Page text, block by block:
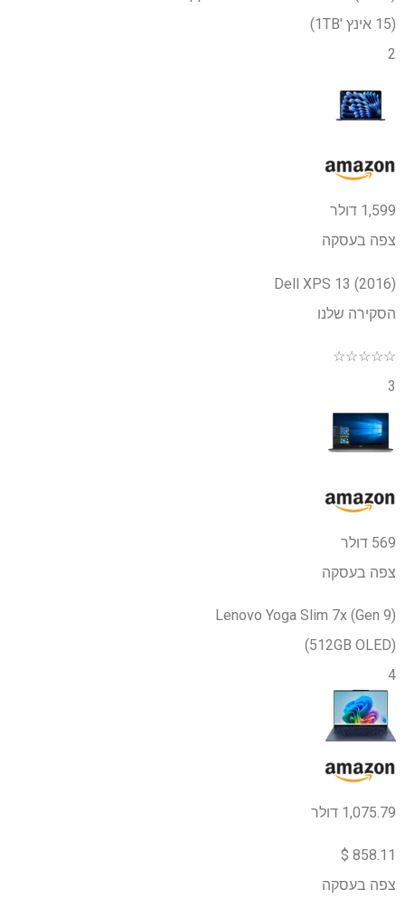
(15 אינץ '1TB)
2
1,599 דולר
צפה בעסקה
Dell XPS 13 (2016)
הסקירה שלנו
☆
☆
☆
☆
☆
3
569 דולר
צפה בעסקה
Lenovo Yoga Slim 7x (Gen 9)
(512GB OLED)
4
1,075.79 דולר
858.11 $
צפה בעסקה